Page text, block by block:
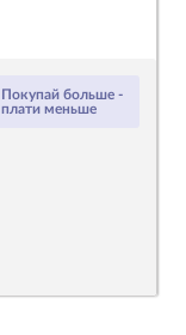
Покупай больше -
плати меньше